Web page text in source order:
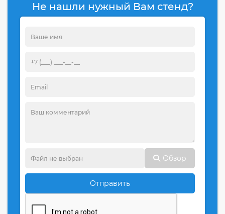
Не нашли нужный Вам стенд?
Обзор
Отправить